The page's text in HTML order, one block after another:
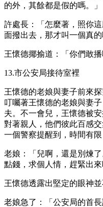
的外，其餘都是假的嗎。」
許處長：「怎麼著，照你
面撥出去，那才叫一個真的
王懷德揶揄道：「你們敢
13.市公安局接待室裡
王懷德的老娘與妻子前來
叮囑著王懷德的老娘與妻
夫。不一會兒，王懷德被
對著親人，他們彼此百感
一個警察提醒到，時間有限
老娘：「兒啊，還是別煉
點錢，求個人情，趕緊出
王懷德透露出堅定的眼神並
老娘急了：「公安局的首